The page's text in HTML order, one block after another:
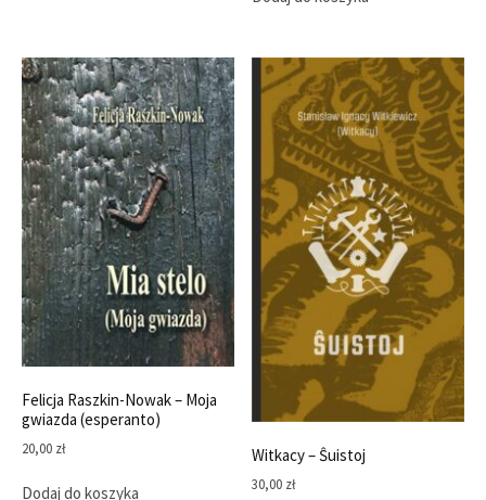
Felicja Raszkin-Nowak – Moja
gwiazda (esperanto)
20,00 zł
Dodaj do koszyka
Witkacy – Ŝuistoj
30,00 zł